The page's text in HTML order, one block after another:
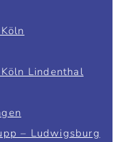
Lindenthal
– Ludwigsburg